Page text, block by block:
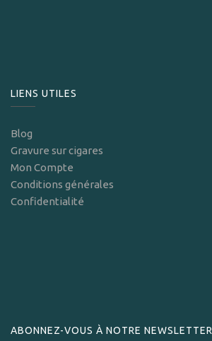
LIENS UTILES
Blog
Gravure sur cigares
Mon Compte
Conditions générales
Confidentialité
ABONNEZ-VOUS À NOTRE NEWSLETTER